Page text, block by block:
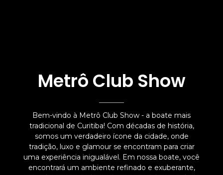
Metrô Club Show
Bem-vindo à Metrô Club Show - a boate mais
tradicional de Curitiba! Com décadas de história,
somos um verdadeiro ícone da cidade, onde
tradição, luxo e glamour se encontram para criar
uma experiência inigualável. Em nossa boate, você
encontrará um ambiente refinado e exuberante,